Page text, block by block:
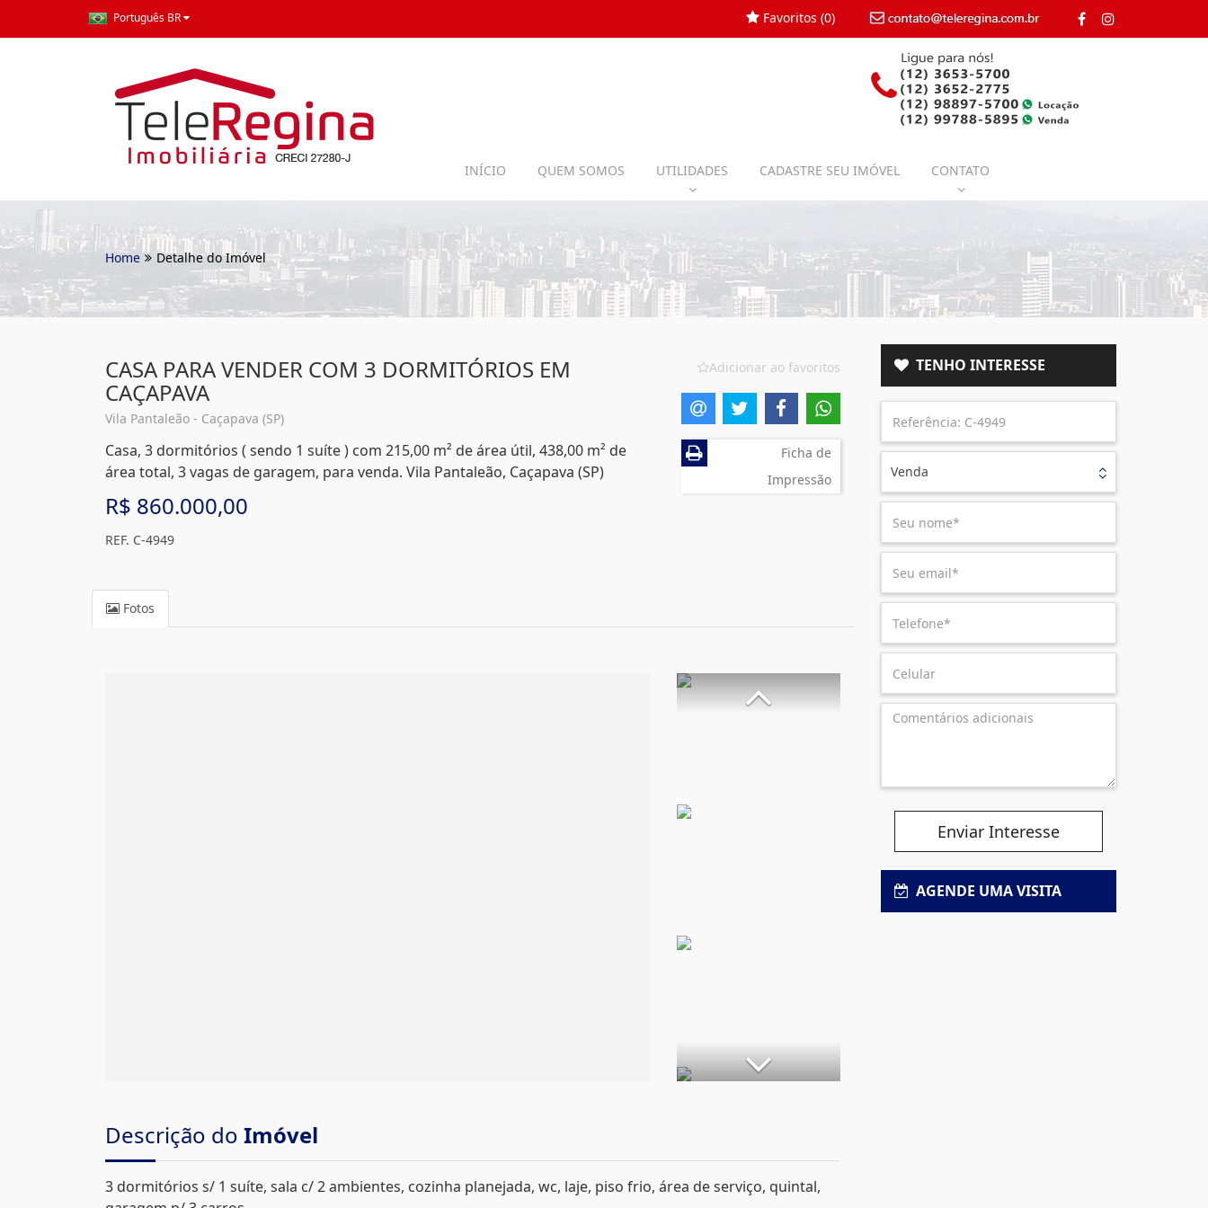
Português BR contato@teleregina.com.br
Favoritos (0)
INÍCIO QUEM SOMOS UTILIDADES CADASTRE SEU IMÓVEL CONTATO
Home Detalhe do Imóvel
CASA PARA VENDER COM 3 DORMITÓRIOS EM
CAÇAPAVA
Vila Pantaleão - Caçapava (SP)
Casa, 3 dormitórios ( sendo 1 suíte ) com 215,00 m² de área útil, 438,00 m² de
área total, 3 vagas de garagem, para venda. Vila Pantaleão, Caçapava (SP)
R$ 860.000,00
REF. C-4949
Adicionar ao favoritos
Ficha de
Impressão
Fotos
Descrição do Imóvel
3 dormitórios s/ 1 suíte, sala c/ 2 ambientes, cozinha planejada, wc, laje, piso frio, área de serviço, quintal,
TENHO INTERESSE
Venda
Enviar Interesse
AGENDE UMA VISITA